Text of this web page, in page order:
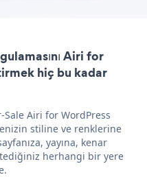
Airi for
hiç bu kadar
Airi for WordPress
stiline ve renklerine
yayına, kenar
herhangi bir yere